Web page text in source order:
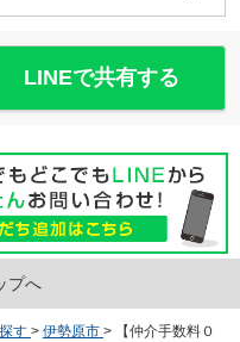
LINEで共有する
プへ
す > 伊勢原市 >
【仲介手数料０